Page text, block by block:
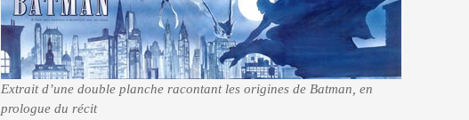
Extrait d’une double planche racontant les origines de Batman, en
prologue du récit